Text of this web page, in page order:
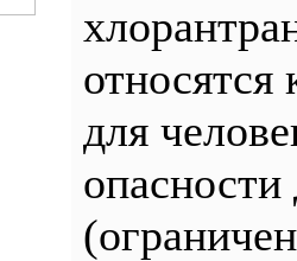
относятся
для
опасности